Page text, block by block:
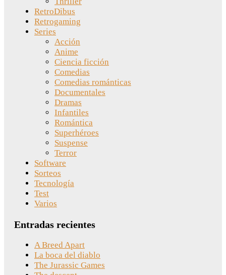
RetroDibus
Retrogaming
Series
Acción
Anime
Ciencia ficción
Comedias
Comedias románticas
Documentales
Dramas
Infantiles
Romántica
Superhéroes
Suspense
Terror
Software
Sorteos
Tecnología
Test
Varios
Entradas recientes
A Breed Apart
La boca del diablo
The Jurassic Games